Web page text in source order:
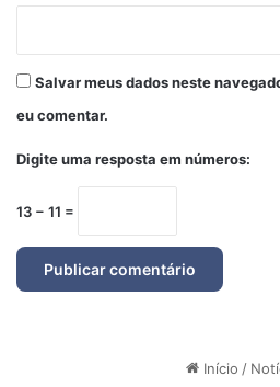
Salvar meus dados neste
eu comentar.
Digite uma resposta em números:
13 − 11 =